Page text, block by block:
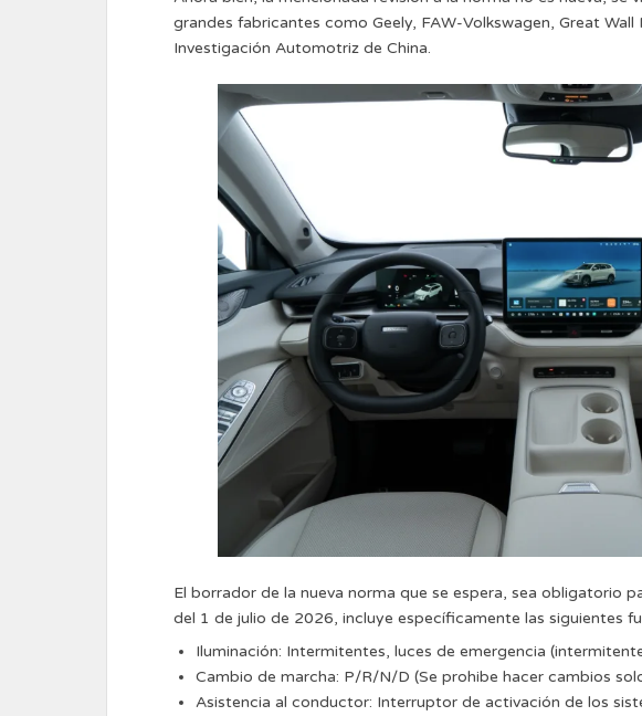
grandes fabricantes como Geely, FAW-Volkswagen, Great
Investigación Automotriz de China.
El borrador de la nueva norma que se espera, sea obligatorio
del 1 de julio de 2026, incluye específicamente las siguientes
Iluminación: Intermitentes, luces de emergencia
Cambio de marcha: P/R/N/D (Se prohibe hacer cambios
Asistencia al conductor: Interruptor de activación de los